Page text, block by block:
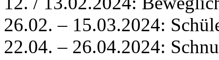
26.02. – 15.03.2024:
22.04. – 26.04.2024: